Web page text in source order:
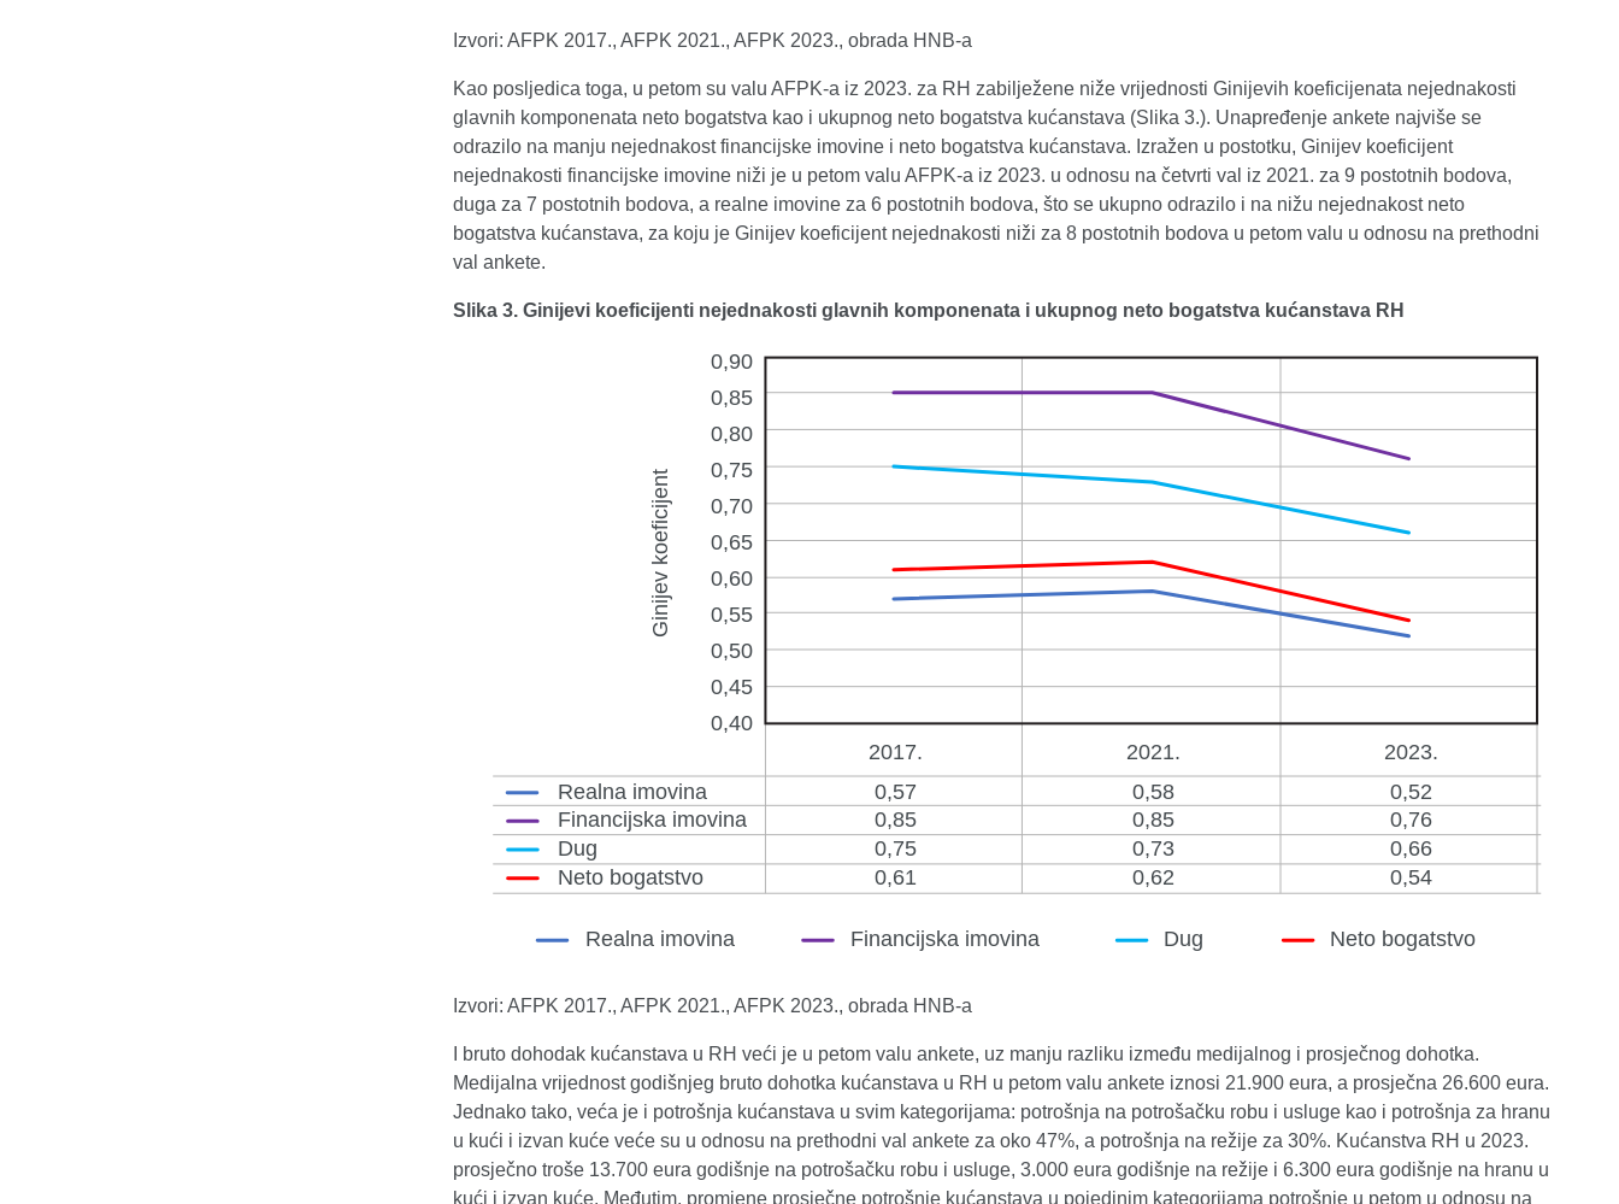
Izvori: AFPK 2017., AFPK 2021., AFPK 2023., obrada HNB-a
Kao posljedica toga, u petom su valu AFPK-a iz 2023. za RH zabilježene niže vrijednosti Ginijevih koeficijenata nejednakosti
glavnih komponenata neto bogatstva kao i ukupnog neto bogatstva kućanstava (Slika 3.). Unapređenje ankete najviše se
odrazilo na manju nejednakost financijske imovine i neto bogatstva kućanstava. Izražen u postotku, Ginijev koeficijent
nejednakosti financijske imovine niži je u petom valu AFPK-a iz 2023. u odnosu na četvrti val iz 2021. za 9 postotnih bodova,
duga za 7 postotnih bodova, a realne imovine za 6 postotnih bodova, što se ukupno odrazilo i na nižu nejednakost neto
bogatstva kućanstava, za koju je Ginijev koeficijent nejednakosti niži za 8 postotnih bodova u petom valu u odnosu na prethodni
val ankete.
Slika 3. Ginijevi koeficijenti nejednakosti glavnih komponenata i ukupnog neto bogatstva kućanstava RH
Izvori: AFPK 2017., AFPK 2021., AFPK 2023., obrada HNB-a
I bruto dohodak kućanstava u RH veći je u petom valu ankete, uz manju razliku između medijalnog i prosječnog dohotka.
Medijalna vrijednost godišnjeg bruto dohotka kućanstava u RH u petom valu ankete iznosi 21.900 eura, a prosječna 26.600 eura.
Jednako tako, veća je i potrošnja kućanstava u svim kategorijama: potrošnja na potrošačku robu i usluge kao i potrošnja za hranu
u kući i izvan kuće veće su u odnosu na prethodni val ankete za oko 47%, a potrošnja na režije za 30%. Kućanstva RH u 2023.
prosječno troše 13.700 eura godišnje na potrošačku robu i usluge, 3.000 eura godišnje na režije i 6.300 eura godišnje na hranu u
kući i izvan kuće. Međutim, promjene prosječne potrošnje kućanstava u pojedinim kategorijama potrošnje u petom u odnosu na